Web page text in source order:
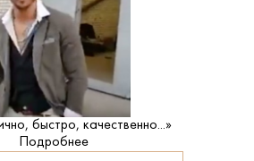
быстро, качественно...»
Подробнее